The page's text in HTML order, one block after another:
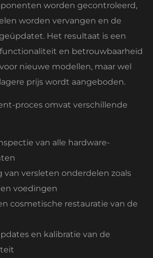
worden gecontroleerd,
worden vervangen en de
Het resultaat is een
en betrouwbaarheid
nieuwe modellen, maar wel
prijs wordt aangeboden.
proces omvat verschillende
van alle hardware-
van versleten onderdelen zoals
voedingen
cosmetische restauratie van de
en kalibratie van de